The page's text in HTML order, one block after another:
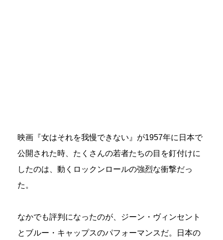
映画『女はそれを我慢できない』が1957年に日本で
公開された時、たくさんの若者たちの目を釘付けに
したのは、動くロックンロールの強烈な衝撃だっ
た。
なかでも評判になったのが、ジーン・ヴィンセント
とブルー・キャップスのパフォーマンスだ。日本の